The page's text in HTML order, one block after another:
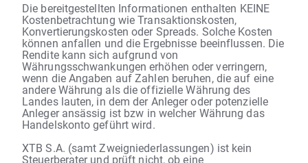
Die bereitgestellten Informationen enthalten KEINE
Kostenbetrachtung wie Transaktionskosten,
Konvertierungskosten oder Spreads. Solche Kosten
können anfallen und die Ergebnisse beeinflussen. Die
Rendite kann sich aufgrund von
Währungsschwankungen erhöhen oder verringern,
wenn die Angaben auf Zahlen beruhen, die auf eine
andere Währung als die offizielle Währung des
Landes lauten, in dem der Anleger oder potenzielle
Anleger ansässig ist bzw in welcher Währung das
Handelskonto geführt wird.
XTB S.A. (samt Zweigniederlassungen) ist kein
Steuerberater und prüft nicht, ob eine